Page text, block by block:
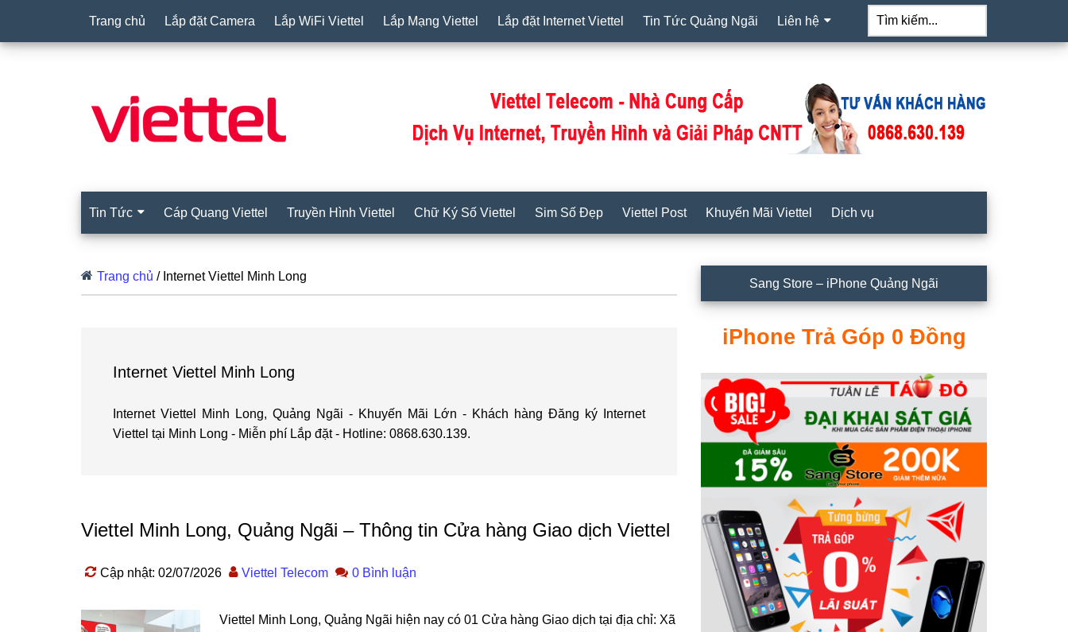
Trang chủ Lắp đặt Camera Lắp WiFi Viettel Lắp Mạng Viettel Lắp đặt Internet Viettel Tin Tức Quảng Ngãi Liên hệ
Tìm
kiếm...
Tin Tức Cáp Quang Viettel Truyền Hình Viettel Chữ Ký Số Viettel Sim Số Đẹp Viettel Post Khuyến Mãi Viettel Dịch vụ
Trang chủ / Internet Viettel Minh Long
Internet Viettel Minh Long
Internet Viettel Minh Long, Quảng Ngãi - Khuyến Mãi Lớn - Khách hàng Đăng ký Internet
Viettel tại Minh Long - Miễn phí Lắp đặt - Hotline: 0868.630.139.
Viettel Minh Long, Quảng Ngãi – Thông tin Cửa hàng Giao dịch Viettel
Cập nhật: 02/07/2026 Viettel Telecom 0 Bình luận
Viettel Minh Long, Quảng Ngãi hiện nay có 01 Cửa hàng Giao dịch tại địa chỉ: Xã
Sidebar
chính
Sang Store – iPhone Quảng Ngãi
iPhone Trả Góp 0 Đồng